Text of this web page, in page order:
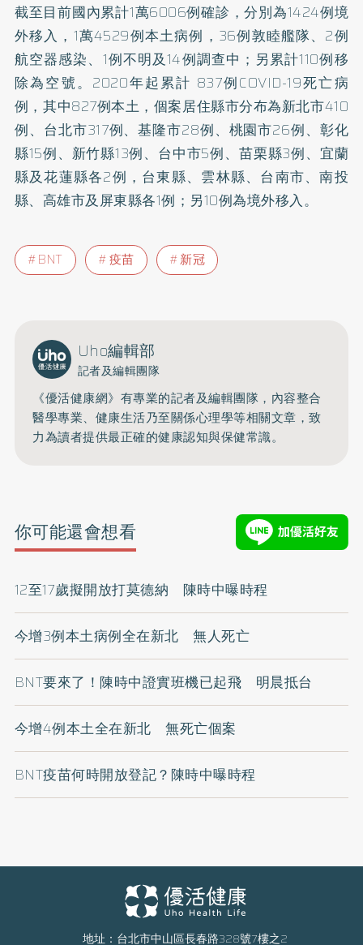
截至目前國內累計1萬6006例確診，分別為1424例境
外移入，1萬4529例本土病例，36例敦睦艦隊、2例
航空器感染、1例不明及14例調查中；另累計110例移
除為空號。2020年起累計 837例COVID-19死亡病
例，其中827例本土，個案居住縣市分布為新北市410
例、台北市317例、基隆市28例、桃園市26例、彰化
縣15例、新竹縣13例、台中市5例、苗栗縣3例、宜蘭
縣及花蓮縣各2例，台東縣、雲林縣、台南市、南投
縣、高雄市及屏東縣各1例；另10例為境外移入。
BNT 疫苗 新冠
Uho編輯部
記者及編輯團隊
《優活健康網》有專業的記者及編輯團隊，內容整合
醫學專業、健康生活乃至關係心理學等相關文章，致
力為讀者提供最正確的健康認知與保健常識。
你可能還會想看
12至17歲擬開放打莫德納 陳時中曝時程
今增3例本土病例全在新北 無人死亡
BNT要來了！陳時中證實班機已起飛 明晨抵台
今增4例本土全在新北 無死亡個案
BNT疫苗何時開放登記？陳時中曝時程
地址：台北市中山區長春路328號7樓之2